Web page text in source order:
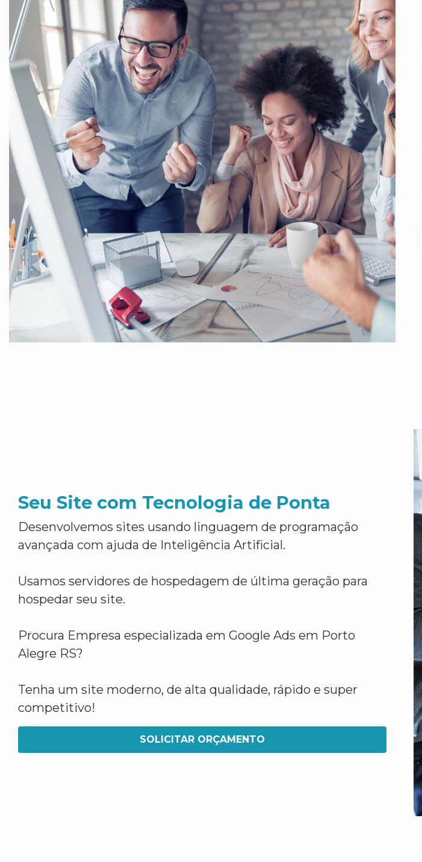
Seu Site com Tecnologia de Ponta
Desenvolvemos sites usando linguagem de programação
avançada com ajuda de Inteligência Artificial.
Usamos servidores de hospedagem de última geração para
hospedar seu site.
Procura Empresa especializada em Google Ads em Porto
Alegre RS?
Tenha um site moderno, de alta qualidade, rápido e super
competitivo!
SOLICITAR ORÇAMENTO